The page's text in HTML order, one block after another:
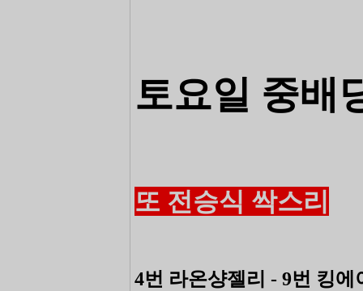
토요일 중배
또 전승식 싹스리
4번 라온샹젤리 - 9번 킹에